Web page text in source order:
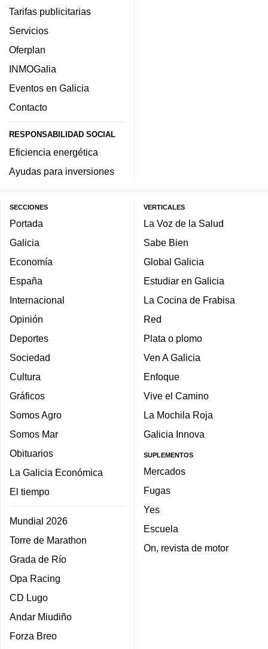
Tarifas publicitarias
Servicios
Oferplan
INMOGalia
Eventos en Galicia
Contacto
RESPONSABILIDAD SOCIAL
Eficiencia energética
Ayudas para inversiones
SECCIONES
Portada
Galicia
Economía
España
Internacional
Opinión
Deportes
Sociedad
Cultura
Gráficos
Somos Agro
Somos Mar
Obituarios
La Galicia Económica
El tiempo
Mundial 2026
Torre de Marathon
Grada de Río
Opa Racing
CD Lugo
Andar Miudiño
Forza Breo
VERTICALES
La Voz de la Salud
Sabe Bien
Global Galicia
Estudiar en Galicia
La Cocina de Frabisa
Red
Plata o plomo
Ven A Galicia
Enfoque
Vive el Camino
La Mochila Roja
Galicia Innova
SUPLEMENTOS
Mercados
Fugas
Yes
Escuela
On, revista de motor